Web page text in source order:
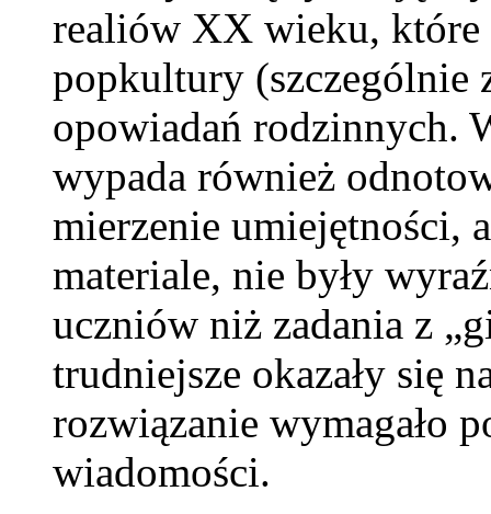
realiów XX wieku, które
popkultury (szczególnie
opowiadań rodzinnych.
wypada również
mierzenie umiejętności,
materiale, nie były
uczniów niż zadania z
trudniejsze okazały się
rozwiązanie wymagało
wiadomości.